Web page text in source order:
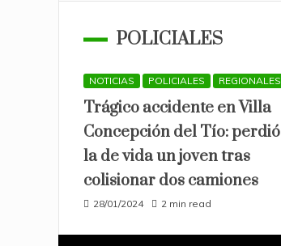
POLICIALES
NOTICIAS POLICIALES REGIONALES
Trágico accidente en Villa
Concepción del Tío: perdió
la de vida un joven tras
colisionar dos camiones
28/01/2024 2 min read